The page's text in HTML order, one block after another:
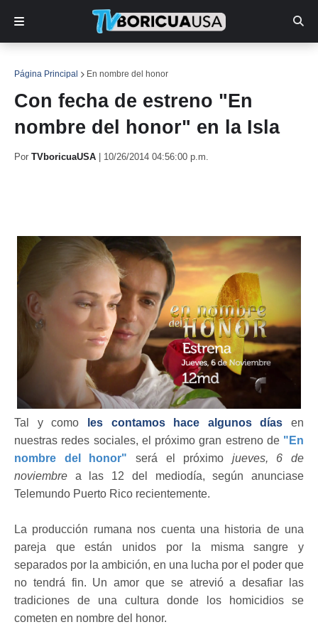
Página Principal En nombre del honor
Con fecha de estreno "En
nombre del honor" en la Isla
Por TVboricuaUSA 10/26/2014 04:56:00 p.m.
Tal y como les contamos hace algunos días en
nuestras redes sociales, el próximo gran estreno de "En
nombre del honor" será el próximo jueves, 6 de
noviembre a las 12 del mediodía, según anunciase
Telemundo Puerto Rico recientemente.
La producción rumana nos cuenta una historia de una
pareja que están unidos por la misma sangre y
separados por la ambición, en una lucha por el poder que
no tendrá fin. Un amor que se atrevió a desafiar las
tradiciones de una cultura donde los homicidios se
cometen en nombre del honor.